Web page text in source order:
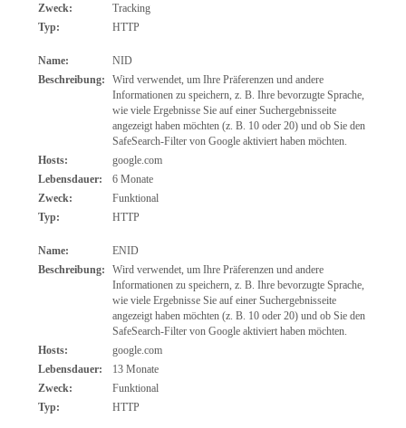
Zweck:
Tracking
Typ:
HTTP
Name:
NID
Beschreibung:
Wird verwendet, um Ihre Präferenzen und andere
Informationen zu speichern, z. B. Ihre bevorzugte Sprache,
wie viele Ergebnisse Sie auf einer Suchergebnisseite
angezeigt haben möchten (z. B. 10 oder 20) und ob Sie den
SafeSearch-Filter von Google aktiviert haben möchten.
Hosts:
google.com
Lebensdauer:
6 Monate
Zweck:
Funktional
Typ:
HTTP
Name:
ENID
Beschreibung:
Wird verwendet, um Ihre Präferenzen und andere
Informationen zu speichern, z. B. Ihre bevorzugte Sprache,
wie viele Ergebnisse Sie auf einer Suchergebnisseite
angezeigt haben möchten (z. B. 10 oder 20) und ob Sie den
SafeSearch-Filter von Google aktiviert haben möchten.
Hosts:
google.com
Lebensdauer:
13 Monate
Zweck:
Funktional
Typ:
HTTP